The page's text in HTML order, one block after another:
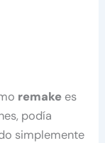
remake es
podía
simplemente